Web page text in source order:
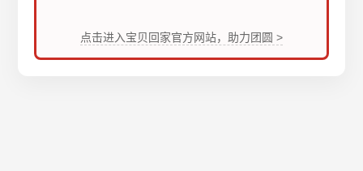
点击进入宝贝回家官方网站，助力团圆 >